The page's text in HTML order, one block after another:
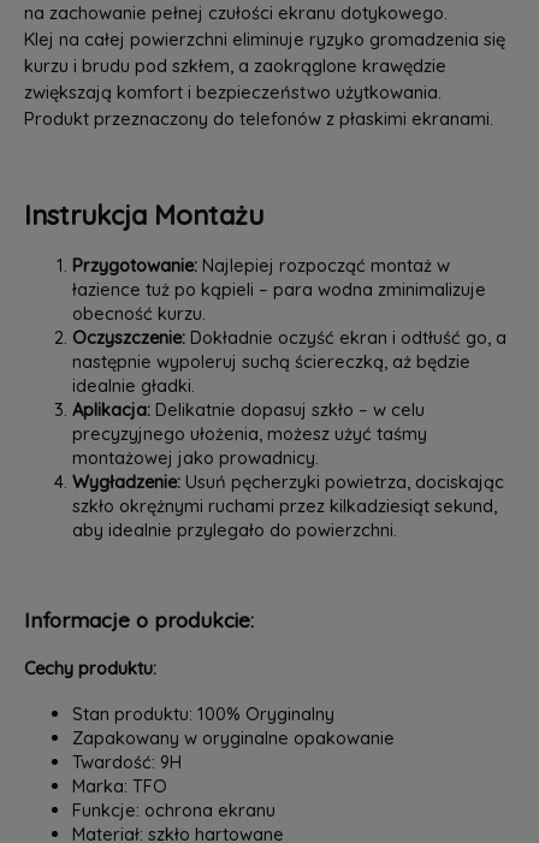
na zachowanie pełnej czułości ekranu dotykowego.
Klej na całej powierzchni eliminuje ryzyko gromadzenia się
kurzu i brudu pod szkłem, a zaokrąglone krawędzie
zwiększają komfort i bezpieczeństwo użytkowania.
Produkt przeznaczony do telefonów z płaskimi ekranami.
Instrukcja Montażu
Przygotowanie:Najlepiej rozpocząć montaż w
łazience tuż po kąpieli – para wodna zminimalizuje
obecność kurzu.
Oczyszczenie:Dokładnie oczyść ekran i odtłuść go, a
następnie wypoleruj suchą ściereczką, aż będzie
idealnie gładki.
Aplikacja:Delikatnie dopasuj szkło – w celu
precyzyjnego ułożenia, możesz użyć taśmy
montażowej jako prowadnicy.
Wygładzenie:Usuń pęcherzyki powietrza, dociskając
szkło okrężnymi ruchami przez kilkadziesiąt sekund,
aby idealnie przylegało do powierzchni.
Informacje o produkcie:
Cechy produktu:
Stan produktu: 100% Oryginalny
Zapakowany w oryginalne opakowanie
Twardość: 9H
Marka: TFO
Funkcje: ochrona ekranu
Materiał: szkło hartowane